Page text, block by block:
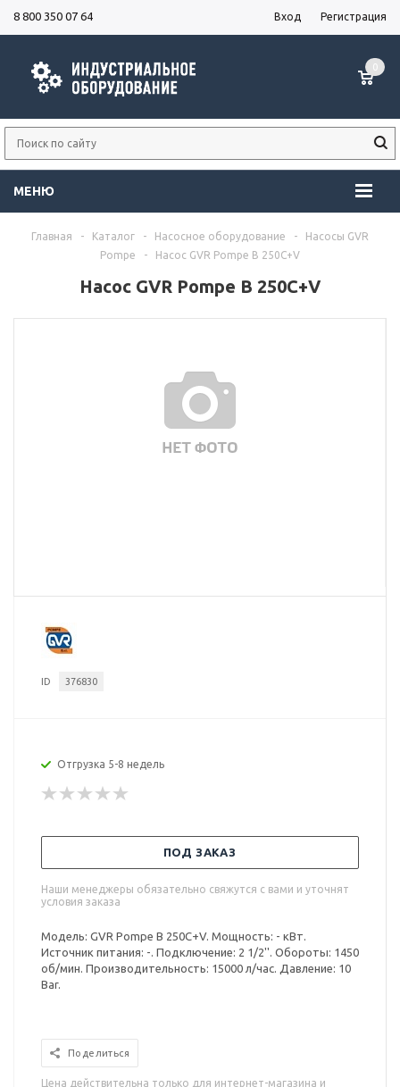
8 800 350 07 64 Вход Регистрация
МЕНЮ
0
Главная - Каталог - Насосное оборудование -
Насосы GVR
Pompe
- Насос GVR Pompe B 250C+V
Насос GVR Pompe B 250C+V
ID 376830
Отгрузка 5-8 недель
ПОД ЗАКАЗ
Наши менеджеры обязательно свяжутся с вами и уточнят
условия заказа
Модель: GVR Pompe B 250C+V. Мощность: - кВт.
Источник питания: -. Подключение: 2 1/2''. Обороты: 1450
об/мин. Производительность: 15000 л/час. Давление: 10
Bar.
Поделиться
Цена действительна только для интернет-магазина и